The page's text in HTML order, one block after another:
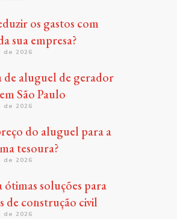
os gastos com
sua empresa?
de 2026
de aluguel de gerador
São Paulo
de 2026
do aluguel para a
tesoura?
de 2026
ótimas soluções para
de construção civil
de 2026